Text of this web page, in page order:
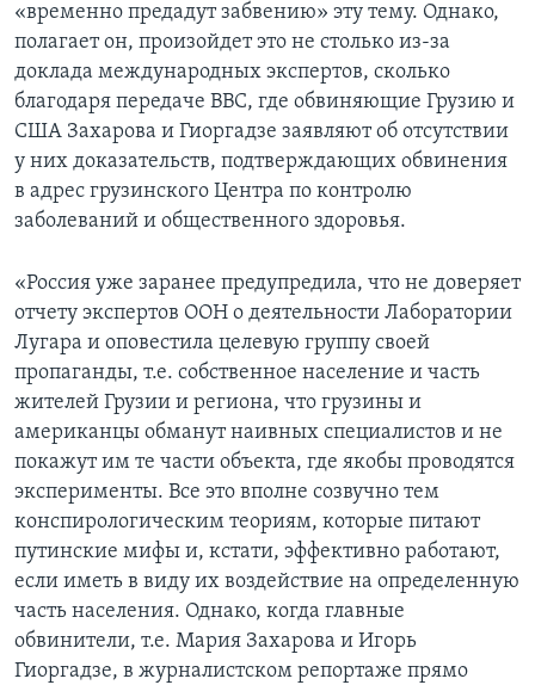
«временно предадут забвению» эту тему. Однако,
полагает он, произойдет это не столько из-за
доклада международных экспертов, сколько
благодаря передаче ВВС, где обвиняющие Грузию и
США Захарова и Гиоргадзе заявляют об отсутствии
у них доказательств, подтверждающих обвинения
в адрес грузинского Центра по контролю
заболеваний и общественного здоровья.
«Россия уже заранее предупредила, что не доверяет
отчету экспертов ООН о деятельности Лаборатории
Лугара и оповестила целевую группу своей
пропаганды, т.е. собственное население и часть
жителей Грузии и региона, что грузины и
американцы обманут наивных специалистов и не
покажут им те части объекта, где якобы проводятся
эксперименты. Все это вполне созвучно тем
конспирологическим теориям, которые питают
путинские мифы и, кстати, эффективно работают,
если иметь в виду их воздействие на определенную
часть населения. Однако, когда главные
обвинители, т.е. Мария Захарова и Игорь
Гиоргадзе, в журналистском репортаже прямо